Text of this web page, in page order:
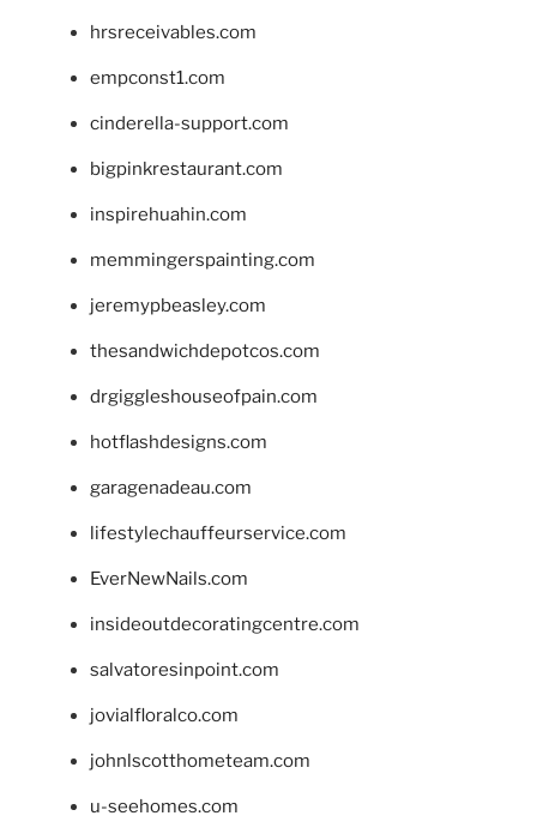
hrsreceivables.com
empconst1.com
cinderella-support.com
bigpinkrestaurant.com
inspirehuahin.com
memmingerspainting.com
jeremypbeasley.com
thesandwichdepotcos.com
drgiggleshouseofpain.com
hotflashdesigns.com
garagenadeau.com
lifestylechauffeurservice.com
EverNewNails.com
insideoutdecoratingcentre.com
salvatoresinpoint.com
jovialfloralco.com
johnlscotthometeam.com
u-seehomes.com